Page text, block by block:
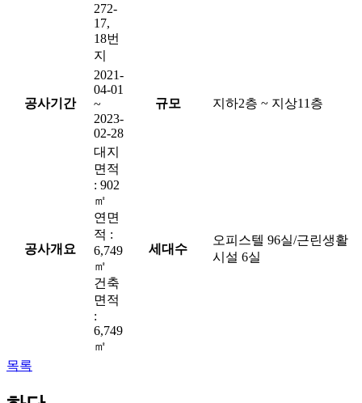
272-
17,
18번
지
공사기간
2021-
04-01
~
2023-
02-28
규모 지하2층 ~ 지상11층
공사개요
대지
면적
: 902
㎡
연면
적 :
6,749
㎡
건축
면적
:
6,749
㎡
세대수
오피스텔 96실/근린생활
시설 6실
목록